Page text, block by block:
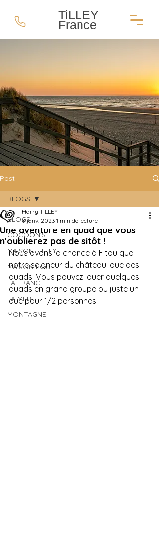
TiLLEY
France
Post
BLOGS
COCOON'S
MAISON TILLEY
MAISON ECO
LA FRANCE
LA MER
MONTAGNE
BLOGS
Une aventure en quad que vous
n'oublierez pas de sitôt !
Harry TiLLEY
8 janv. 2023 1 min de lecture
Nous avons la chance à Fitou que
notre seigneur du château loue des
quads. Vous pouvez louer quelques
quads en grand groupe ou juste un
que pour 1/2 personnes.